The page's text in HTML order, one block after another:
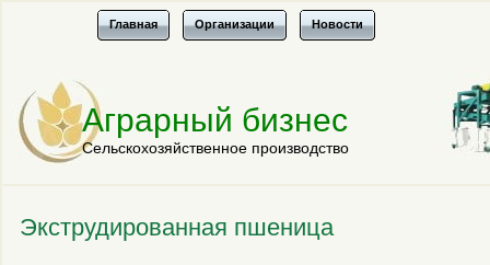
Главная Организации Новости
Аграрный бизнес
Сельскохозяйственное производство
Экструдированная пшеница